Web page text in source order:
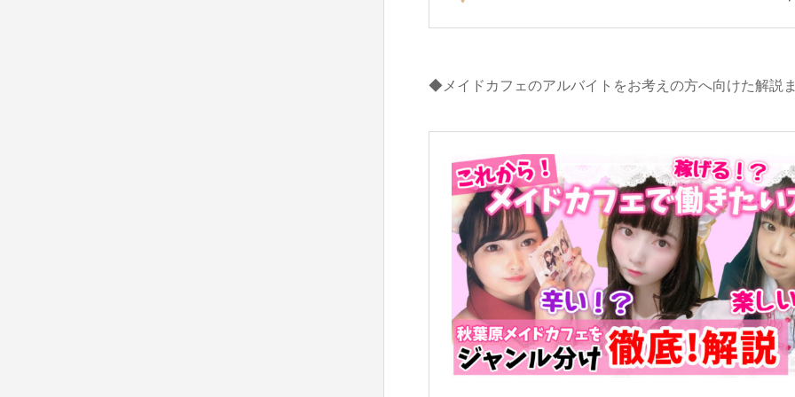
◆メイドカフェのアルバイトをお考えの方へ向けた解説